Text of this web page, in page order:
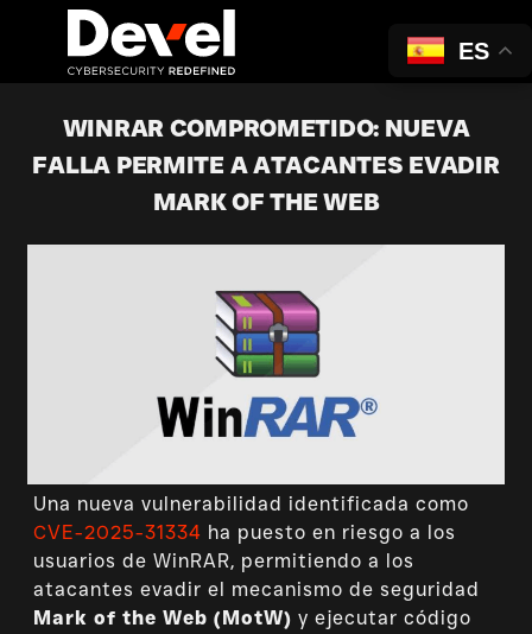
WINRAR COMPROMETIDO: NUEVA
FALLA PERMITE A ATACANTES EVADIR
MARK OF THE WEB
Una nueva vulnerabilidad identificada como
CVE-2025-31334 ha puesto en riesgo a los
usuarios de WinRAR, permitiendo a los
atacantes evadir el mecanismo de seguridad
Mark of the Web (MotW) y ejecutar código
ES